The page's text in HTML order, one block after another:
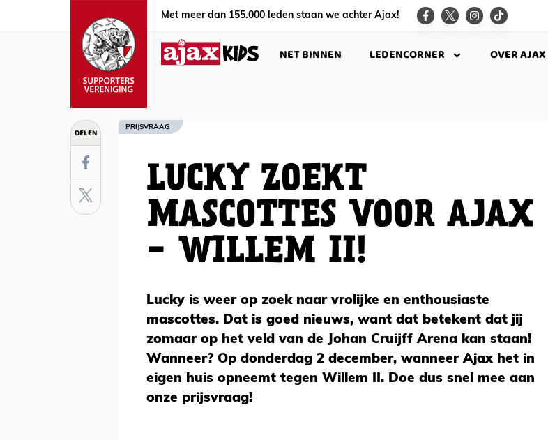
Met meer dan 155.000 leden staan we achter Ajax!
NET BINNEN LEDENCORNER OVER AJAX
DELEN PRIJSVRAAG
LUCKY ZOEKT
MASCOTTES VOOR AJAX
- WILLEM II!
Lucky is weer op zoek naar vrolijke en enthousiaste
mascottes. Dat is goed nieuws, want dat betekent dat jij
zomaar op het veld van de Johan Cruijff Arena kan staan!
Wanneer? Op donderdag 2 december, wanneer Ajax het in
eigen huis opneemt tegen Willem II. Doe dus snel mee aan
onze prijsvraag!